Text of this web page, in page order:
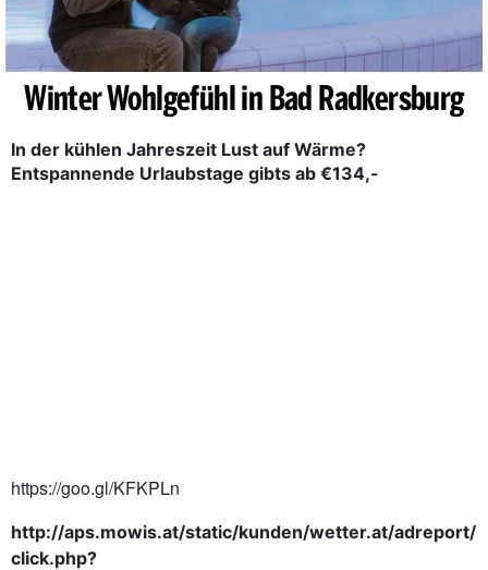
Winter Wohlgefühl in Bad Radkersburg
In der kühlen Jahreszeit Lust auf Wärme?
Entspannende Urlaubstage gibts ab €134,-
https://goo.gl/KFKPLn
http://aps.mowis.at/static/kunden/wetter.at/adreport/
click.php?